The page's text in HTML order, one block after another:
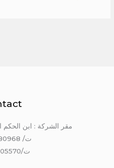
مقر الشركة : ابن الحكم
ت/ 01033680968
ت/01033805570